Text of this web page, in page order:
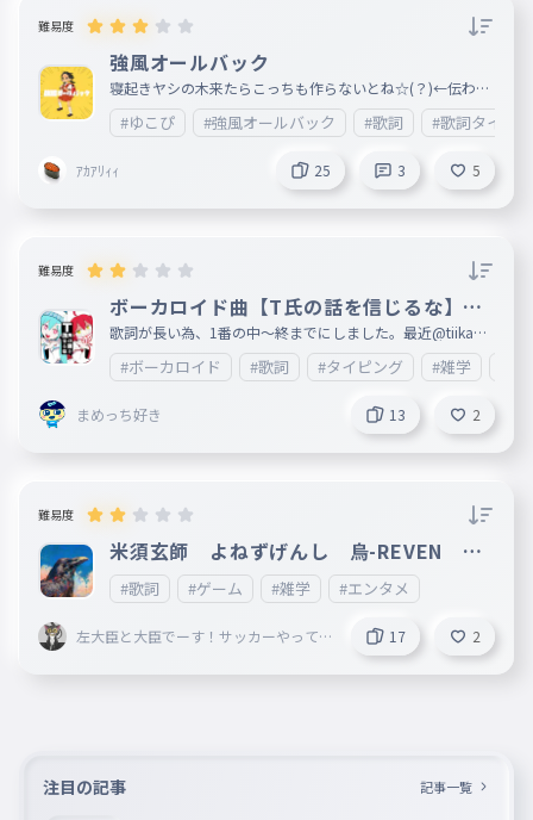
043
遥か遠く終わらないペテルギウス
はるかとおくおわらないべてるぎうす
誰かに繋ぐ魔法
044 だれかにつなぐまほう
僕ら見つけ合って手繰り合って
045 ぼくらみつけあってたぐりあって
進んでく
進んでく
すすんでく
辛いときだって二人だって
辛いときだって二人だって
誓っただろう
048
誓っただろう
ちかっただろう
遥か遠く終わらないべテルギウス
050 きみにもみえるだろういのりが
難易度
強風オールバック
寝起きヤシの木来たらこっちも作らないとね☆(？)←伝わっ
てくれ!!!!!!!!!!!!
#ゆこぴ #強風オールバック #歌詞 #歌詞タイピ
ｱｶｱﾘｨｨ 25 3 5
難易度
ボーカロイド曲【T氏の話を信じるな】歌
詞1番(中〜終)
歌詞が長い為、1番の中〜終までにしました。最近@tiikawa
_loveが歌うようになってきたので、 あとカラオケ🎤もこれ
歌ったことあるのでこれにしました。歌詞が長いので、文字
が間違えてしまっているところが複数あると思います。ご了
承ください。 何ありましたら、情報が入り次第ここに載せ
ますので、ご了承ください。次回は2番目以降を制作します
。すごいと思ったら❤をお願いします。皆様の御感想等楽し
みに待っております。 妹垢:http://ankey.io/@tiikawa_love
#ボーカロイド #歌詞 #タイピング #雑学
まめっち好き 13 2
難易度
米須玄師 よねずげんし 烏-REVEN １
番だけ
#歌詞 #ゲーム #雑学 #エンタメ
左大臣と大臣でーす！サッカーやって
17 2
注目の記事 記事一覧